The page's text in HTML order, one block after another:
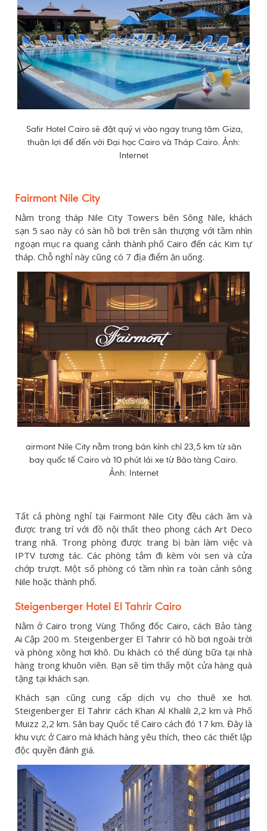
Safir Hotel Cairo sẽ đặt quý vị vào ngay trung tâm Giza,
thuận lợi để đến với Đại học Cairo và Tháp Cairo. Ảnh:
Internet
Fairmont Nile City
Nằm trong tháp Nile City Towers bên Sông Nile, khách
sạn 5 sao này có sàn hồ bơi trên sân thượng với tầm nhìn
ngoạn mục ra quang cảnh thành phố Cairo đến các Kim tự
tháp. Chỗ nghỉ này cũng có 7 địa điểm ăn uống.
airmont Nile City nằm trong bán kính chỉ 23,5 km từ sân
bay quốc tế Cairo và 10 phút lái xe từ Bảo tàng Cairo.
Ảnh: Internet
Tất cả phòng nghỉ tại Fairmont Nile City đều cách âm và
được trang trí với đồ nội thất theo phong cách Art Deco
trang nhã. Trong phòng được trang bị bàn làm việc và
IPTV tương tác. Các phòng tắm đi kèm vòi sen và cửa
chớp trượt. Một số phòng có tầm nhìn ra toàn cảnh sông
Nile hoặc thành phố.
Steigenberger Hotel El Tahrir Cairo
Nằm ở Cairo trong Vùng Thống đốc Cairo, cách Bảo tàng
Ai Cập 200 m. Steigenberger El Tahrir có hồ bơi ngoài trời
và phòng xông hơi khô. Du khách có thể dùng bữa tại nhà
hàng trong khuôn viên. Bạn sẽ tìm thấy một cửa hàng quà
tặng tại khách sạn.
Khách sạn cũng cung cấp dịch vụ cho thuê xe hơi.
Steigenberger El Tahrir cách Khan Al Khalili 2,2 km và Phố
Muizz 2,2 km. Sân bay Quốc tế Cairo cách đó 17 km. Đây là
khu vực ở Cairo mà khách hàng yêu thích, theo các thiết lập
độc quyền đánh giá.